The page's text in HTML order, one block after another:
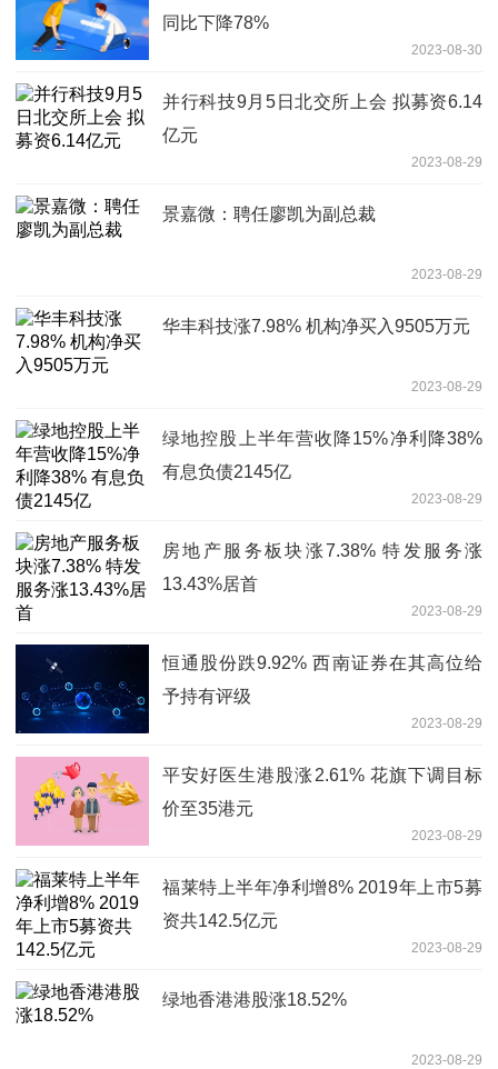
同比下降78%
2023-08-30
并行科技9月5日北交所上会 拟募资6.14
亿元
2023-08-29
景嘉微：聘任廖凯为副总裁
2023-08-29
华丰科技涨7.98% 机构净买入9505万元
2023-08-29
绿地控股上半年营收降15%净利降38%
有息负债2145亿
2023-08-29
房地产服务板块涨7.38% 特发服务涨
13.43%居首
2023-08-29
恒通股份跌9.92% 西南证券在其高位给
予持有评级
2023-08-29
平安好医生港股涨2.61% 花旗下调目标
价至35港元
2023-08-29
福莱特上半年净利增8% 2019年上市5募
资共142.5亿元
2023-08-29
绿地香港港股涨18.52%
2023-08-29